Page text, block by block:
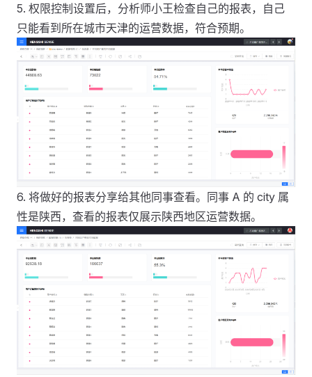
5. 权限控制设置后，分析师小王检查自己的报表，自己
只能看到所在城市天津的运营数据，符合预期。
6. 将做好的报表分享给其他同事查看。同事 A 的 city 属
性是陕西，查看的报表仅展示陕西地区运营数据。